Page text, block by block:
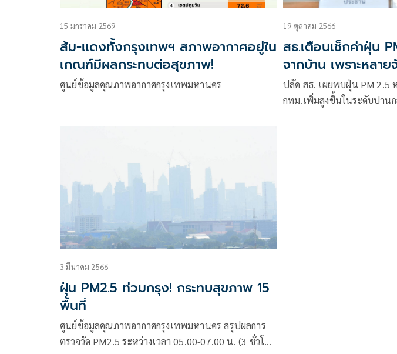
15 มกราคม 2569
ส้ม-แดงทั้งกรุงเทพฯ สภาพอากาศอยู่ใน
เกณฑ์มีผลกระทบต่อสุขภาพ!
ศูนย์ข้อมูลคุณภาพอากาศกรุงเทพมหานคร
19 ตุลาคม 2566
สธ.เตือนเช็กค่าฝุ่น
จากบ้าน เพราะหลา
ส้ม
ปลัด สธ. เผยพบฝุ่น PM 2.5
กทม.เพิ่มสูงขึ้นในระดับปาน
3 มีนาคม 2566
ฝุ่น PM2.5 ท่วมกรุง! กระทบสุขภาพ 15
พื้นที่
ศูนย์ข้อมูลคุณภาพอากาศกรุงเทพมหานคร สรุปผลการ
ตรวจวัด PM2.5 ระหว่างเวลา 05.00-07.00 น. (3 ชั่วโมง